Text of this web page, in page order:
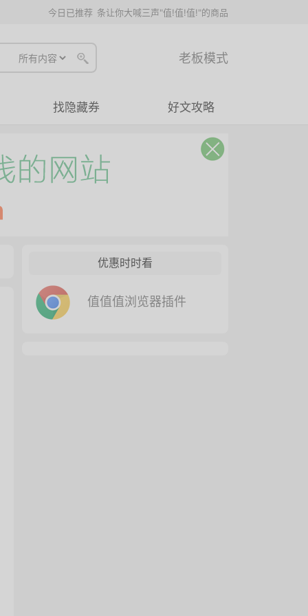
今日已推荐 条让你大喊三声"值!值!值!"的商品
老板模式
找隐藏券 好文攻略
优惠时时看
值值值浏览器插件